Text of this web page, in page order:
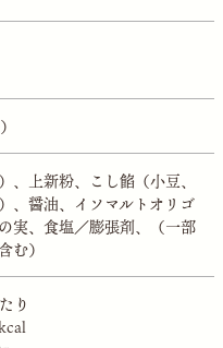
、上新粉、こし餡（小豆、
、醤油、イソマルトオリゴ
実、食塩／膨張剤、（一部
む）
り